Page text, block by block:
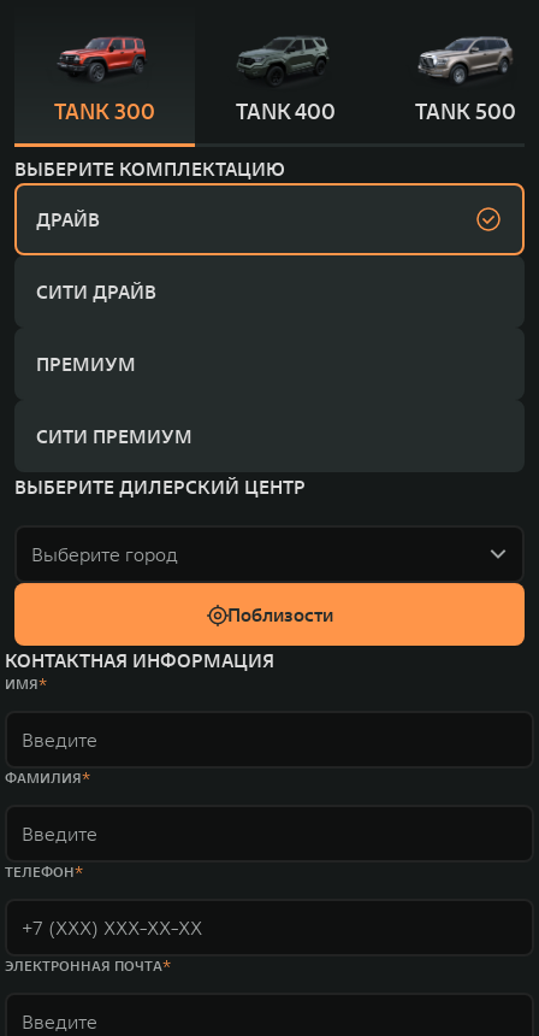
TANK 300 TANK 400 TANK 500
ВЫБЕРИТЕ КОМПЛЕКТАЦИЮ
ДРАЙВ
СИТИ ДРАЙВ
ПРЕМИУМ
СИТИ ПРЕМИУМ
ВЫБЕРИТЕ ДИЛЕРСКИЙ ЦЕНТР
Выберите город
Поблизости
КОНТАКТНАЯ ИНФОРМАЦИЯ
ИМЯ
ФАМИЛИЯ
ТЕЛЕФОН
ЭЛЕКТРОННАЯ ПОЧТА